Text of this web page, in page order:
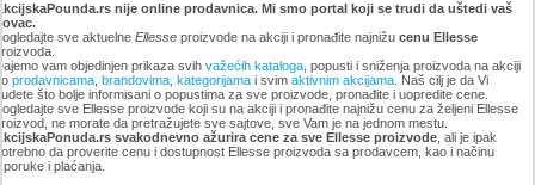
nije online prodavnica. Mi smo portal koji se trudi da uštedi vaš
sve aktuelne Ellesseproizvode na akciji i pronađite najnižu cenu Ellesse
vam objedinjen prikaza svih važećih kataloga, popusti i sniženja proizvoda na akciji
prodavnicama, brandovima, kategorijamai svim aktivnim akcijama. Naš cilj je da Vi
što bolje informisani o popustima za sve proizvode, pronađite i uopredite cene.
sve Ellesse proizvode koji su na akciji i pronađite najnižu cenu za željeni Ellesse
ne morate da pretražujete sve sajtove, sve Vam je na jednom mestu.
svakodnevno ažurira cene za sve Ellesse proizvode, ali je ipak
da proverite cenu i dostupnost Ellesse proizvoda sa prodavcem, kao i načinu
i plaćanja.